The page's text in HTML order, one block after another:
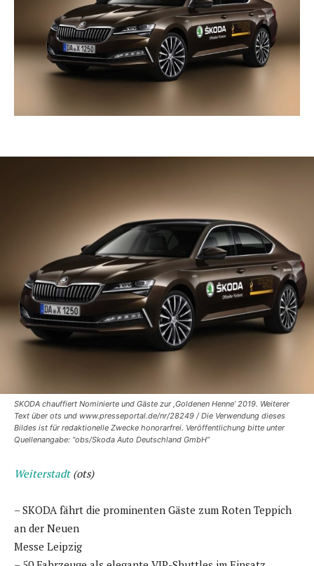
SKODA chauffiert Nominierte und Gäste zur ,Goldenen Henne’ 2019. Weiterer
Text über ots und www.presseportal.de/nr/28249 / Die Verwendung dieses
Bildes ist für redaktionelle Zwecke honorarfrei. Veröffentlichung bitte unter
Quellenangabe: “obs/Skoda Auto Deutschland GmbH”
Weiterstadt(ots)
– SKODA fährt die prominenten Gäste zum Roten Teppich
an der Neuen
Messe Leipzig